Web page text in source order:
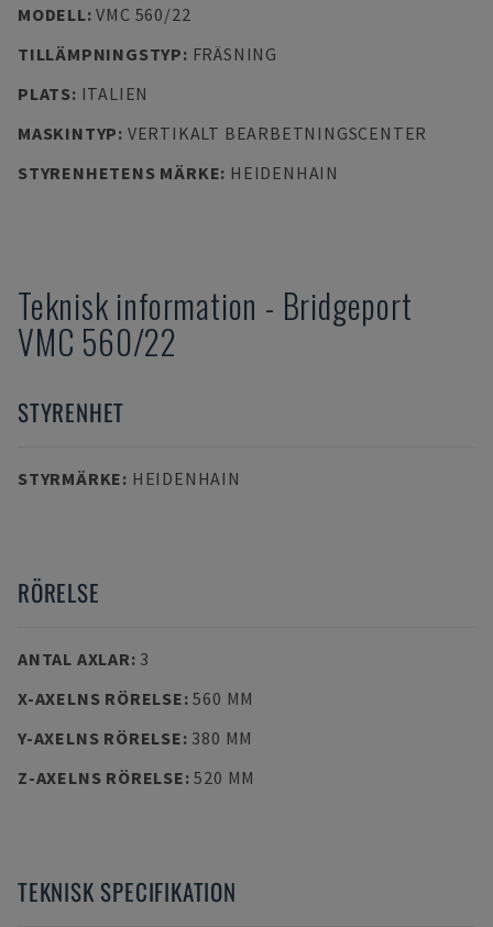
MODELL:VMC 560/22
TILLÄMPNINGSTYP: FRÄSNING
PLATS: ITALIEN
MASKINTYP: VERTIKALT BEARBETNINGSCENTER
STYRENHETENS MÄRKE: HEIDENHAIN
Teknisk information - Bridgeport
VMC 560/22
STYRENHET
STYRMÄRKE: HEIDENHAIN
RÖRELSE
ANTAL AXLAR: 3
X-AXELNS RÖRELSE:560 MM
Y-AXELNS RÖRELSE: 380 MM
Z-AXELNS RÖRELSE:520 MM
TEKNISK SPECIFIKATION